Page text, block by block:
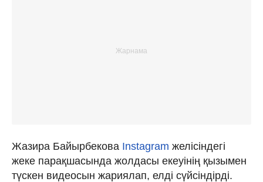
Жазира Байырбекова Instagram желісіндегі
жеке парақшасында жолдасы екеуінің қызымен
түскен видеосын жариялап, елді сүйсіндірді.